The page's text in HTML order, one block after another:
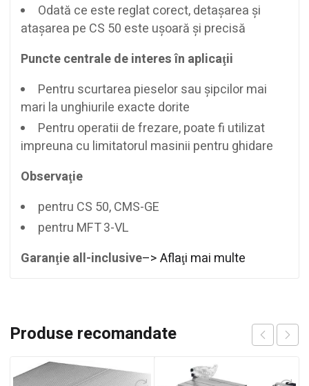
Odată ce este reglat corect, detaşarea şi
ataşarea pe CS 50 este uşoară şi precisă
Puncte centrale de interes în aplicaţii
Pentru scurtarea pieselor sau şipcilor mai
mari la unghiurile exacte dorite
Pentru operatii de frezare, poate fi utilizat
impreuna cu limitatorul masinii pentru ghidare
Observaţie
pentru CS 50, CMS-GE
pentru MFT 3-VL
Garanţie all-inclusive–> Aflaţi mai multe
Produse recomandate